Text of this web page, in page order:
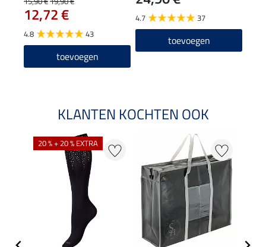
12,72 €
4.8 43
toevoegen
4.7 37
toevoegen
KLANTEN KOCHTEN OOK
20 % + 20 % EXTRA